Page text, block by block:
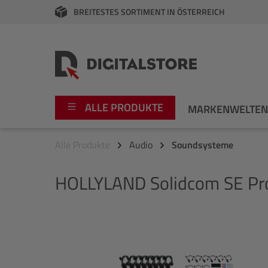
Zur Hauptnavigation springen
BREITESTES SORTIMENT IN ÖSTERREICH
ALLE PRODUKTE MARKENWELTEN
Video
Fujifilm
Alle Produkte Audio Soundsysteme
HOLLYLANDSolidcom SE